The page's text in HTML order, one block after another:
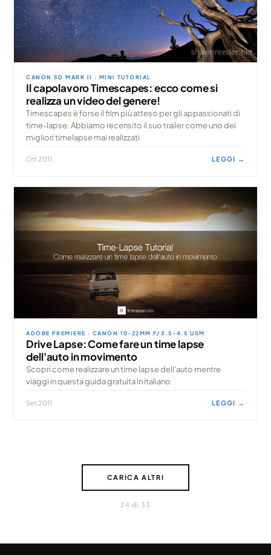
CANON 5D MARK II · MINI TUTORIAL
Il capolavoro Timescapes: ecco come si
realizza un video del genere!
Timescapes è forse il film più atteso per gli appassionati di
time-lapse. Abbiamo recensito il suo trailer come uno dei
migliori timelapse mai realizzati
Ott 2011 LEGGI →
ADOBE PREMIERE · CANON 10-22MM F/3.5-4.5 USM
Drive Lapse: Come fare un time lapse
dell'auto in movimento
Scopri come realizzare un time lapse dell'auto mentre
viaggi in questa guida gratuita in italiano
Set 2011 LEGGI →
CARICA ALTRI
24 di 33